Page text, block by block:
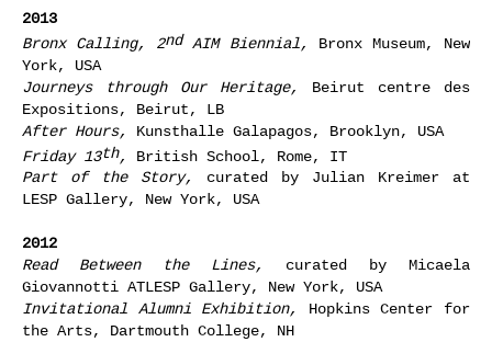
2013
Bronx Calling, 2nd AIM Biennial, Bronx Museum, New
York, USA
Journeys through Our Heritage, Beirut centre des
Expositions, Beirut, LB
After Hours, Kunsthalle Galapagos, Brooklyn, USA
Friday 13th, British School, Rome, IT
Part of the Story,
curated by Julian Kreimer at
LESP Gallery, New York, USA
2012
Read Between the Lines, curated by Micaela
Giovannotti ATLESP Gallery, New York, USA
Invitational Alumni Exhibition, Hopkins Center for
the Arts, Dartmouth College, NH